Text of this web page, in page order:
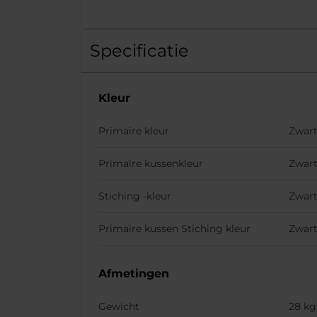
Specificatie
Kleur
Primaire kleur Zwart
Primaire kussenkleur Zwart
Stiching -kleur Zwart
Primaire kussen Stiching kleur Zwart
Afmetingen
Gewicht 28 kg